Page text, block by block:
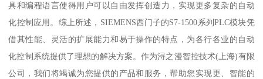
具和编程语言使得用户可以自由发挥创造力，实现更多复杂的自动
化控制应用。综上所述，SIEMENS西门子的S7-1500系列PLC模块凭
借其性能、灵活的扩展能力和易于操作的特点，为各行各业的自动
化控制系统提供了理想的解决方案。作为浔之漫智控技术(上海)有限
公司，我们将竭诚为您提供的产品和服务，帮助您实现更、智能的